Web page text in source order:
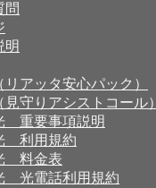
問
明
アッタ安心パック）
守りアシストコール）
重要事項説明
利用規約
料金表
光電話利用規約